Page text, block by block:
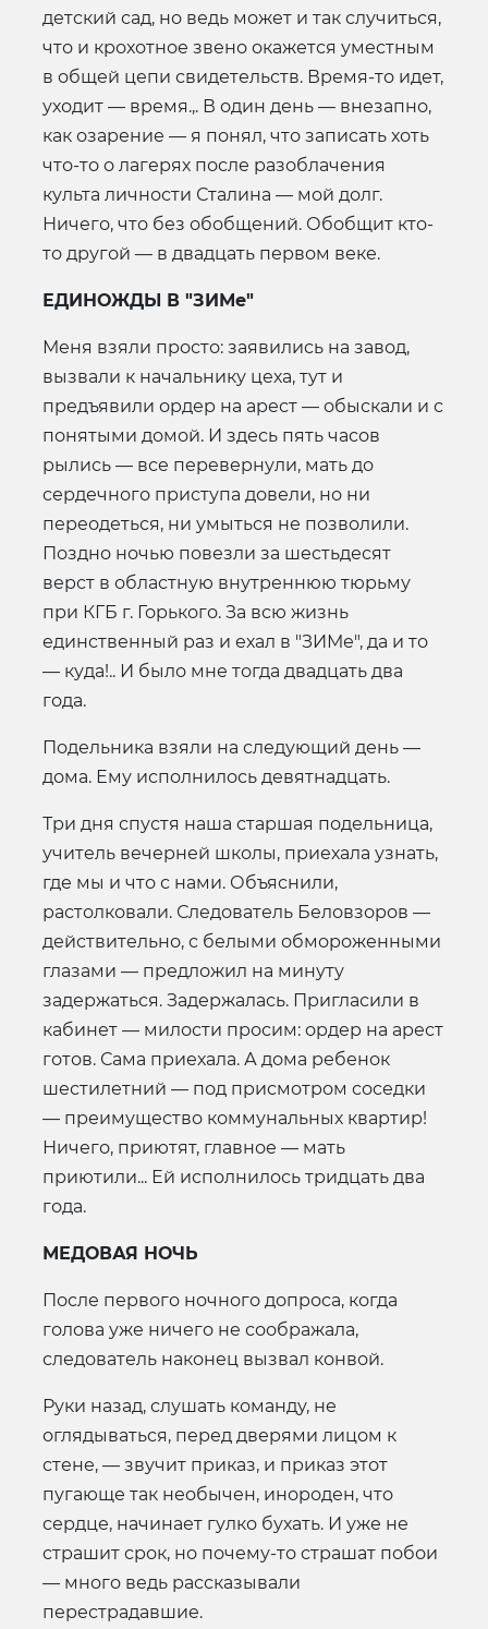
детский сад, но ведь может и так случиться,
что и крохотное звено окажется уместным
в общей цепи свидетельств. Время-то идет,
уходит — время.,. В один день — внезапно,
как озарение — я понял, что записать хоть
что-то о лагерях после разоблачения
культа личности Сталина — мой долг.
Ничего, что без обобщений. Обобщит кто-
то другой — в двадцать первом веке.
ЕДИНОЖДЫ В "ЗИМе"
Меня взяли просто: заявились на завод,
вызвали к начальнику цеха, тут и
предъявили ордер на арест — обыскали и с
понятыми домой. И здесь пять часов
рылись — все перевернули, мать до
сердечного приступа довели, но ни
переодеться, ни умыться не позволили.
Поздно ночью повезли за шестьдесят
верст в областную внутреннюю тюрьму
при КГБ г. Горького. За всю жизнь
единственный раз и ехал в "ЗИМе", да и то
— куда!.. И было мне тогда двадцать два
года.
Подельника взяли на следующий день —
дома. Ему исполнилось девятнадцать.
Три дня спустя наша старшая подельница,
учитель вечерней школы, приехала узнать,
где мы и что с нами. Объяснили,
растолковали. Следователь Беловзоров —
действительно, с белыми обмороженными
глазами — предложил на минуту
задержаться. Задержалась. Пригласили в
кабинет — милости просим: ордер на арест
готов. Сама приехала. А дома ребенок
шестилетний — под присмотром соседки
— преимущество коммунальных квартир!
Ничего, приютят, главное — мать
приютили... Ей исполнилось тридцать два
года.
МЕДОВАЯ НОЧЬ
После первого ночного допроса, когда
голова уже ничего не соображала,
следователь наконец вызвал конвой.
Руки назад, слушать команду, не
оглядываться, перед дверями лицом к
стене, — звучит приказ, и приказ этот
пугающе так необычен, инороден, что
сердце, начинает гулко бухать. И уже не
страшит срок, но почему-то страшат побои
— много ведь рассказывали
перестрадавшие.